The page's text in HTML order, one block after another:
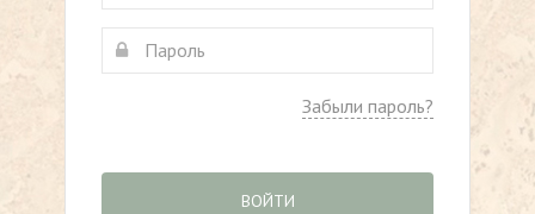
Забыли пароль?
ВОЙТИ